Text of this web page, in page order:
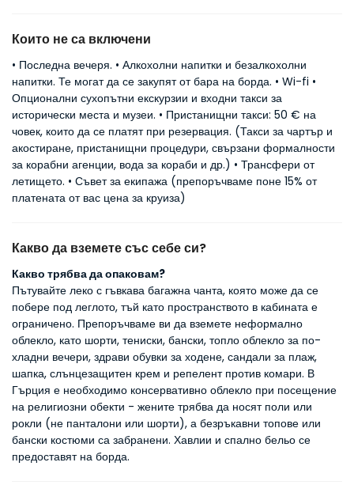
Които не са включени
• Последна вечеря. • Алкохолни напитки и безалкохолни
напитки. Те могат да се закупят от бара на борда. • Wi-fi •
Опционални сухопътни екскурзии и входни такси за
исторически места и музеи. • Пристанищни такси: 50 € на
човек, които да се платят при резервация. (Такси за чартър и
акостиране, пристанищни процедури, свързани формалности
за корабни агенции, вода за кораби и др.) • Трансфери от
летището. • Съвет за екипажа (препоръчваме поне 15% от
платената от вас цена за круиза)
Какво да вземете със себе си?
Какво трябва да опаковам?
Пътувайте леко с гъвкава багажна чанта, която може да се
побере под леглото, тъй като пространството в кабината е
ограничено. Препоръчваме ви да вземете неформално
облекло, като шорти, тениски, бански, топло облекло за по-
хладни вечери, здрави обувки за ходене, сандали за плаж,
шапка, слънцезащитен крем и репелент против комари. В
Гърция е необходимо консервативно облекло при посещение
на религиозни обекти - жените трябва да носят поли или
рокли (не панталони или шорти), а безръкавни топове или
бански костюми са забранени. Хавлии и спално бельо се
предоставят на борда.